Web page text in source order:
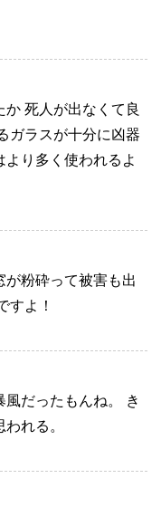
か 死人が出なくて良
ガラスが十分に凶器
り多く使われるよ
粉砕って被害も出
すよ！
だったもんね。
き
れる。